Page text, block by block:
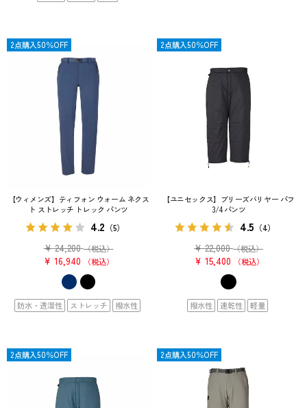
【ウィメンズ】ティフォン ウォーム ネクス
ト ストレッチ トレック パンツ
4.2 （5）
¥ 24,200 （税込）
¥ 16,940 税込
OUTLET
防水・透湿性 ストレッチ 撥水性
2点購入50％OFF
【ユニセックス】ブリーズバリヤー パフ
3/4 パンツ
4.5 （4）
¥ 22,000 （税込）
¥ 15,400 税込
OUTLET
撥水性 速乾性 軽量
2点購入50％OFF
OUTLET
2点購入50％OFF OUTLET
2点購入50％OFF